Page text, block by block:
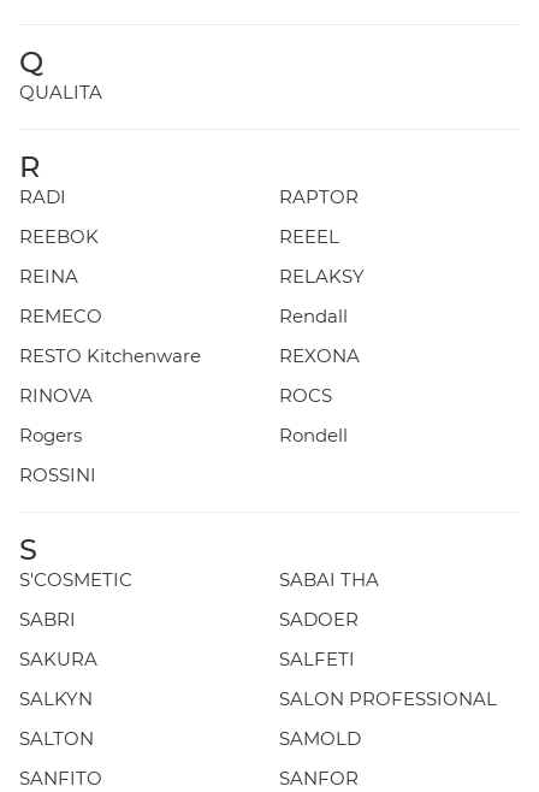
Q
QUALITA
R
RADI
RAPTOR
REEBOK
REEEL
REINA
RELAKSY
REMECO
Rendall
RESTO Kitchenware
REXONA
RINOVA
ROCS
Rogers
Rondell
ROSSINI
S
S'COSMETIC
SABAI THA
SABRI
SADOER
SAKURA
SALFETI
SALKYN
SALON PROFESSIONAL
SALTON
SAMOLD
SANFITO
SANFOR